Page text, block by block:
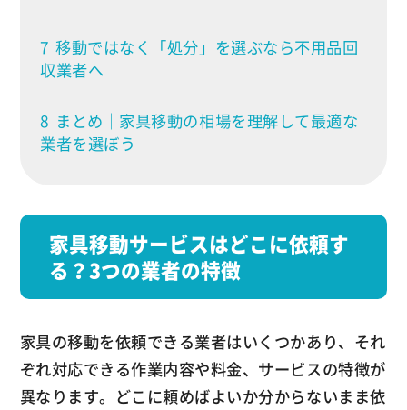
7 移動ではなく「処分」を選ぶなら不用品回
収業者へ
8 まとめ｜家具移動の相場を理解して最適な
業者を選ぼう
家具移動サービスはどこに依頼す
る？3つの業者の特徴
家具の移動を依頼できる業者はいくつかあり、それ
ぞれ対応できる作業内容や料金、サービスの特徴が
異なります。どこに頼めばよいか分からないまま依